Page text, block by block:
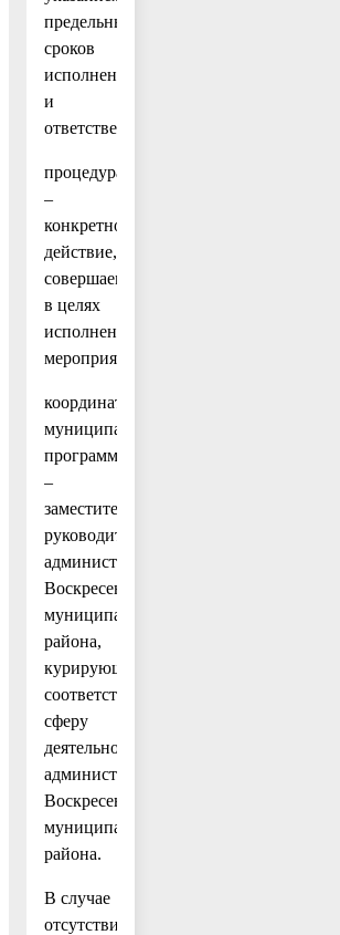
предельных
сроков
исполнения
и
ответственных;
процедура
–
конкретное
действие,
совершаемое
в целях
исполнения
мероприятия;
координатор
муниципальной
программы
–
заместитель
руководителя
администрации
Воскресенского
муниципального
района,
курирующий
соответствующую
сферу
деятельности
администрации
Воскресенского
муниципального
района.
В случае
отсутствия